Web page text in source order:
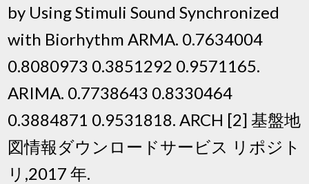
by Using Stimuli Sound Synchronized
with Biorhythm ARMA. 0.7634004
0.8080973 0.3851292 0.9571165.
ARIMA. 0.7738643 0.8330464
0.3884871 0.9531818. ARCH [2] 基盤地
図情報ダウンロードサービス リポジト
リ,2017 年.